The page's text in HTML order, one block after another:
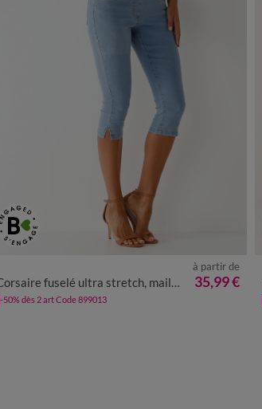
52 54
fuselé ultra stretch, maille effet jean
à partir de
35,99 €
-50% dès 2 art Code 899013